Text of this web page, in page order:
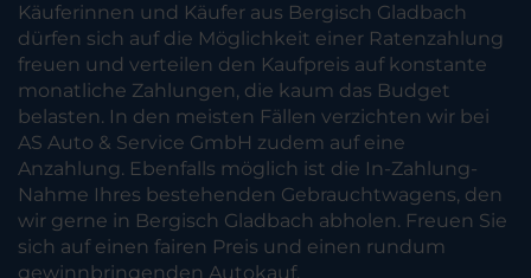
Käuferinnen und Käufer aus Bergisch Gladbach
dürfen sich auf die Möglichkeit einer Ratenzahlung
freuen und verteilen den Kaufpreis auf konstante
monatliche Zahlungen, die kaum das Budget
belasten. In den meisten Fällen verzichten wir bei
AS Auto & Service GmbH zudem auf eine
Anzahlung. Ebenfalls möglich ist die In-Zahlung-
Nahme Ihres bestehenden Gebrauchtwagens, den
wir gerne in Bergisch Gladbach abholen. Freuen Sie
sich auf einen fairen Preis und einen rundum
gewinnbringenden Autokauf.